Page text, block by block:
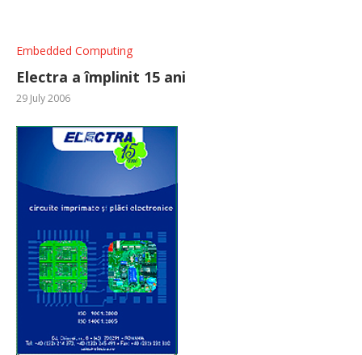
Embedded Computing
Electra a împlinit 15 ani
29 July 2006